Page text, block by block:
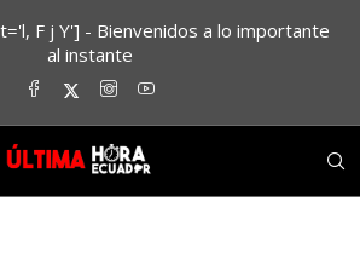
F j Y'] - Bienvenidos a lo importante
al instante